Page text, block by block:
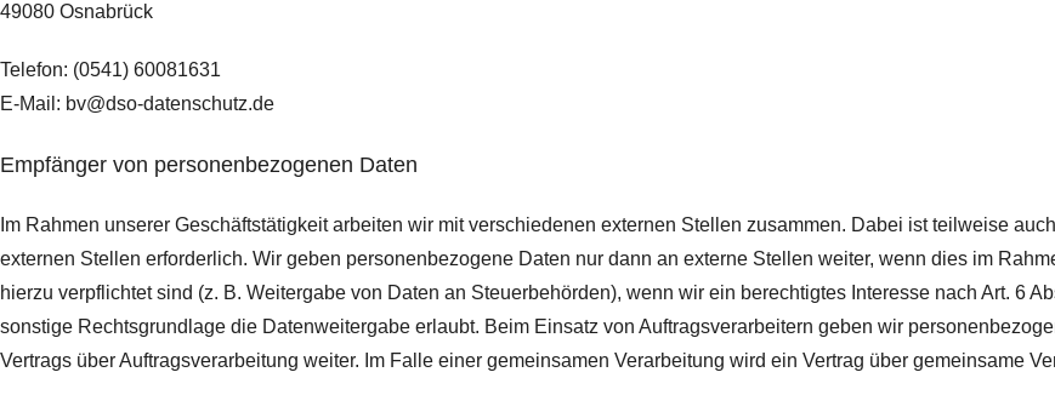
49080 Osnabrück
Telefon: (0541) 60081631
E-Mail: bv@dso-datenschutz.de
Empfänger von personenbezogenen Daten
Im Rahmen unserer Geschäftstätigkeit arbeiten wir mit verschiedenen externen Stellen zusammen. Dabei ist teilweise
externen Stellen erforderlich. Wir geben personenbezogene Daten nur dann an externe Stellen weiter, wenn dies im
hierzu verpflichtet sind (z. B. Weitergabe von Daten an Steuerbehörden), wenn wir ein berechtigtes Interesse nach Art. 6
sonstige Rechtsgrundlage die Datenweitergabe erlaubt. Beim Einsatz von Auftragsverarbeitern geben wir
Vertrags über Auftragsverarbeitung weiter. Im Falle einer gemeinsamen Verarbeitung wird ein Vertrag über gemeinsame